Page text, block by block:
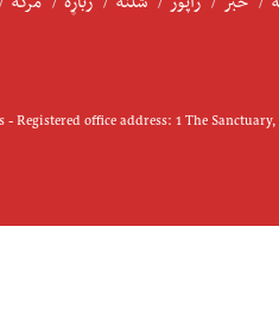
Registered office address: 1 The